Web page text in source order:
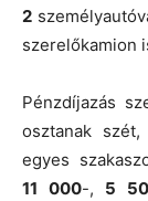
2
szerelőkamion
Pénzdíjazás
osztanak
egyes
11 000-, 5